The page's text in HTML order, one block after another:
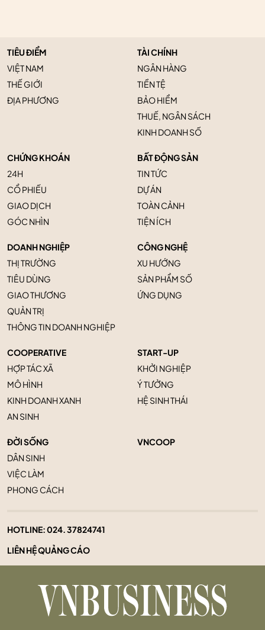
TIÊU ĐIỂM
VIỆT NAM
THẾ GIỚI
ĐỊA PHƯƠNG
TÀI CHÍNH
NGÂN HÀNG
TIỀN TỆ
BẢO HIỂM
THUẾ, NGÂN SÁCH
KINH DOANH SỐ
CHỨNG KHOÁN
24H
CỔ PHIẾU
GIAO DỊCH
GÓC NHÌN
BẤT ĐỘNG SẢN
TIN TỨC
DỰ ÁN
TOÀN CẢNH
TIỆN ÍCH
DOANH NGHIỆP
THỊ TRƯỜNG
TIÊU DÙNG
GIAO THƯƠNG
QUẢN TRỊ
THÔNG TIN DOANH NGHIỆP
CÔNG NGHỆ
XU HƯỚNG
SẢN PHẨM SỐ
ỨNG DỤNG
COOPERATIVE
HỢP TÁC XÃ
MÔ HÌNH
KINH DOANH XANH
AN SINH
START-UP
KHỞI NGHIỆP
Ý TƯỞNG
HỆ SINH THÁI
ĐỜI SỐNG
DÂN SINH
VIỆC LÀM
PHONG CÁCH
VNCOOP
HOTLINE:024. 37824741
LIÊN HỆ QUẢNG CÁO